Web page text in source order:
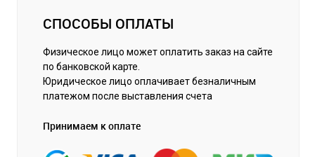
СПОСОБЫ ОПЛАТЫ
Физическое лицо может оплатить заказ на сайте
по банковской карте.
Юридическое лицо оплачивает безналичным
платежом после выставления счета
Принимаем к оплате